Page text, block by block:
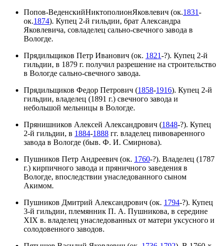
Попов-ВеденскийНиктополионЯковлевич (ок.1831-
ок.1874). Купец 2-й гильдии, брат Александра
Яковлевича, совладелец сально-свечного завода в
Вологде.
Прядильщиков Петр Иванович (ок. 1821-?). Купец 2-й
гильдии, в 1879 г. получил разрешение на строительство
в Вологде сально-свечного завода.
Прядильщиков Федор Петрович (1858-1916). Купец 2-й
гильдии, владелец (1891 г.) свечного завода и
небольшой мельницы в Вологде.
Прянишников Алексей Александрович (1848-?). Купец
2-й гильдии, в 1884-1888 гг. владелец пивоваренного
завода в Вологде (быв. Ф. И. Смирнова).
Пушников Петр Андреевич (ок. 1760-?). Владелец (1787
г.) кирпичного завода и пряничного заведения в
Вологде, впоследствии унаследованного сыном
Акимом.
Пушников Дмитрий Александрович (ок. 1794-?). Купец
3-й гильдии, племянник П. А. Пушникова, в середине
XIX в. владелец унаследованных от матери уксусного и
солодовенного заводов.